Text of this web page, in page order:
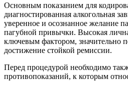
Основным показанием для
диагностированная алкогольная
уверенное и осознанное желание
пагубной привычки. Высокая
ключевым фактором,
достижение стойкой ремиссии.
Перед процедурой необходимо
противопоказаний, к которым